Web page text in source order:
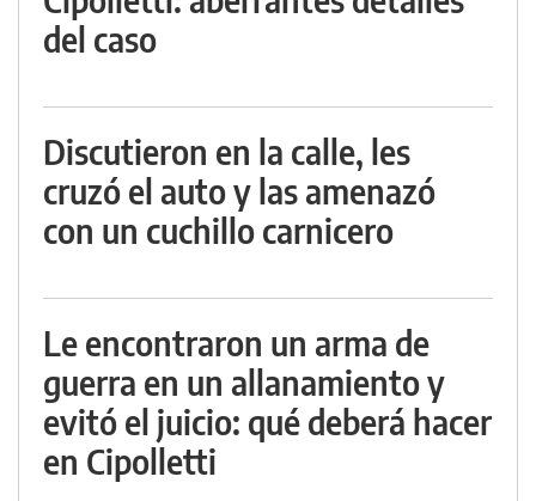
del caso
Discutieron en la calle, les
cruzó el auto y las amenazó
con un cuchillo carnicero
Le encontraron un arma de
guerra en un allanamiento y
evitó el juicio: qué deberá hacer
en Cipolletti